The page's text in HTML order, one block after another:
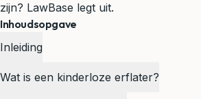
zijn? LawBase legt uit.
Inhoudsopgave
Inleiding
Wat is een kinderloze erflater?